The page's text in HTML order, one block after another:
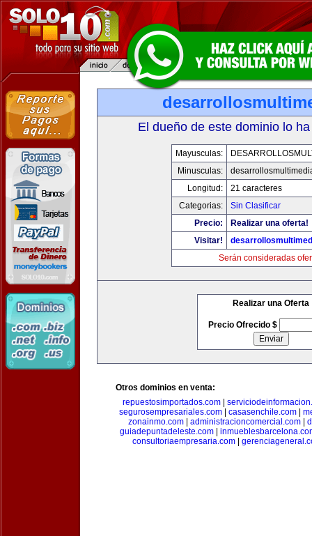
El dueño de este dominio lo
Mayusculas:
Minusculas:
Longitud:
21 caracteres
Categorias:
Sin Clasificar
Precio:
Realizar una oferta!
Visitar!
Serán consideradas
Realizar una Oferta
Precio Ofrecido $
Otros dominios en venta:
repuestosimportados.com|
segurosempresariales.com| casasenchile.com|
zonainmo.com
administracioncomercial.com
guiadepuntadeleste.com|
consultoriaempresaria.com